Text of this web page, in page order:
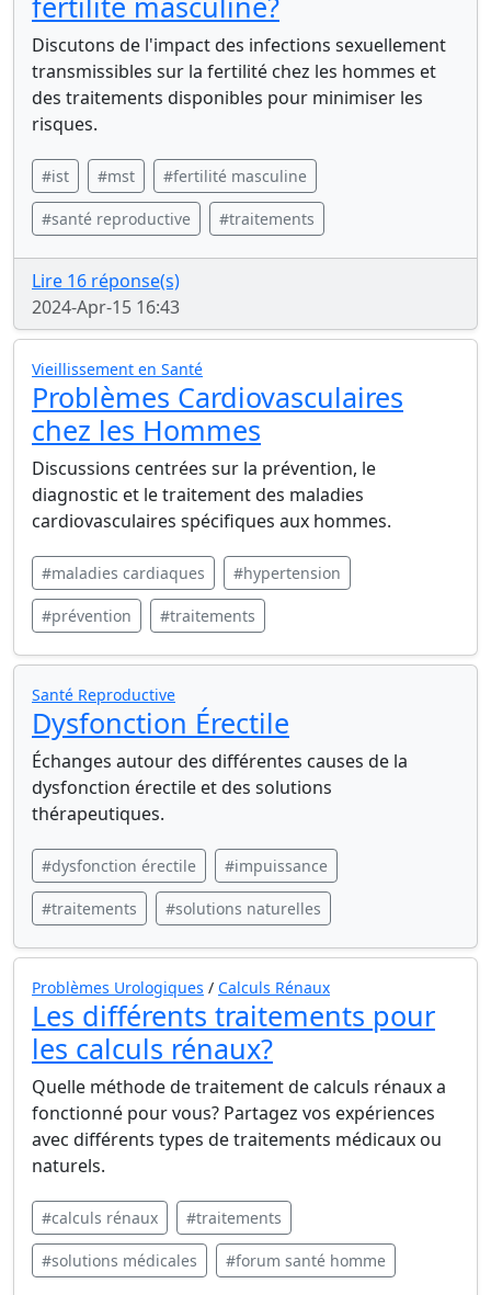
Discutons de l'impact des infections sexuellement
transmissibles sur la fertilité chez les hommes et
des traitements disponibles pour minimiser les
risques.
#ist #mst #fertilité masculine
#santé reproductive #traitements
Lire 16 réponse(s)
2024-Apr-15 16:43
Vieillissement en Santé
Problèmes Cardiovasculaires
chez les Hommes
Discussions centrées sur la prévention, le
diagnostic et le traitement des maladies
cardiovasculaires spécifiques aux hommes.
#maladies cardiaques #hypertension
#prévention #traitements
Santé Reproductive
Dysfonction Érectile
Échanges autour des différentes causes de la
dysfonction érectile et des solutions
thérapeutiques.
#dysfonction érectile #impuissance
#traitements #solutions naturelles
Problèmes Urologiques / Calculs Rénaux
Les différents traitements pour
les calculs rénaux?
Quelle méthode de traitement de calculs rénaux a
fonctionné pour vous? Partagez vos expériences
avec différents types de traitements médicaux ou
naturels.
#calculs rénaux #traitements
#solutions médicales #forum santé homme